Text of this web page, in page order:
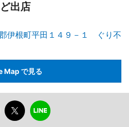
出店
伊根町平田１４９－１ ぐり不
Map で見る